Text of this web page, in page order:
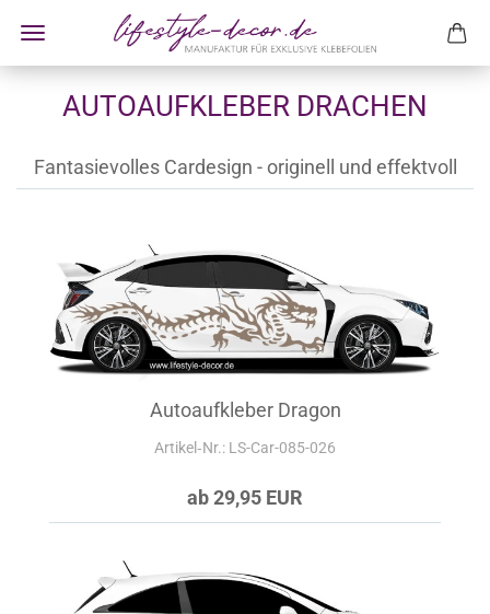
AUTOAUFKLEBER DRACHEN
Fantasievolles Cardesign - originell und effektvoll
Autoaufkleber Dragon
Artikel‑Nr.: LS-Car-085-026
ab 29,95 EUR